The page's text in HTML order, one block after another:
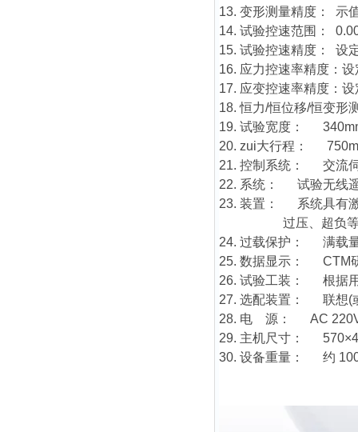
13. 变形测量精度： 示
14. 试验控速范围：
15. 试验控速精度： 设
16. 应力控速率精度：
17. 应变控速率精度：
18. 恒力/恒位移/恒变形
19. 试验宽度：
20. zui大行程：
21. 控制系统： 交流
22. 系统： 试验无线
23. 装置： 系统具有激
过压、超负等检查
24. 过载保护： 满载量
25. 数据显示： CTM
26. 试验工装： 根据用
27. 选配装置： 联想(
28. 电 源： AC
29. 主机尺寸：
30. 设备重量： 约